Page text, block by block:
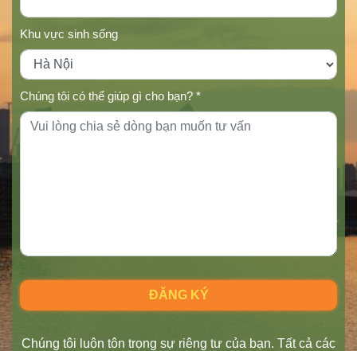
Khu vực sinh sống
Chúng tôi có thể giúp gì cho bạn? *
Chúng tôi luôn tôn trọng sự riêng tư của bạn. Tất cả các